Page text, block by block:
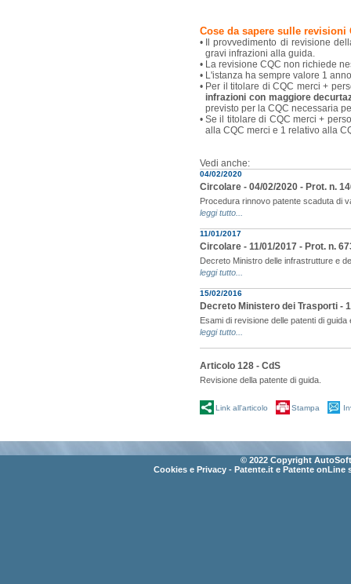
Cose da sapere sulle revisioni
•
Il provvedimento di revisione
gravi infrazioni alla guida.
• La revisione CQC non richiede
• L'istanza ha sempre valore 1
• Per il titolare di CQC merci +
infrazioni con maggiore
previsto per la CQC necessaria
• Se il titolare di CQC merci +
alla CQC merci e 1 relativo alla
Vedi anche:
04/02/2020
Circolare - 04/02/2020 - Prot. n.
Procedura rinnovo patente scaduta di
leggi tutto...
11/01/2017
Circolare - 11/01/2017 - Prot. n.
Decreto Ministro delle infrastrutture e
leggi tutto...
15/02/2016
Decreto Ministero dei Trasporti -
Esami di revisione delle patenti di
leggi tutto...
Articolo 128 - CdS
Revisione della patente di guida.
Link all'articolo Stampa
© 2022 Copyright
Cookies e Privacy - Patente.it e Patente onLine